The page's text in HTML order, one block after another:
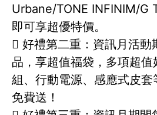
Urbane/TONE INFINIM/G
即可享超優特價。
 好禮第二重：資訊月活動
品，享超值福袋，多項超
組、行動電源、感應式皮
免費送！